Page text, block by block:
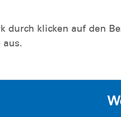
durch klicken auf den
aus.